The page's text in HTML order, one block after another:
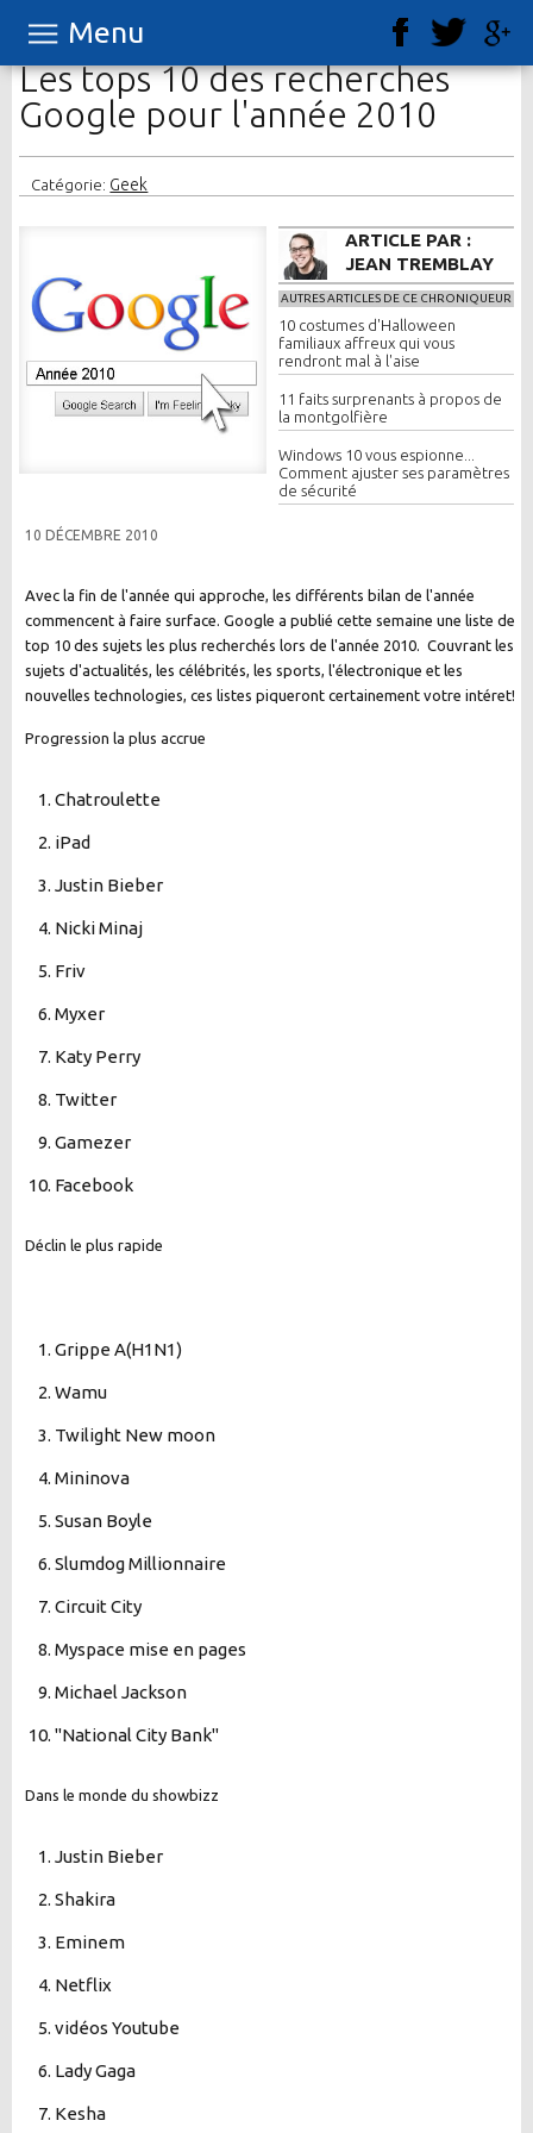
Menu
Les tops 10 des recherches
Google pour l'année 2010
Catégorie: Geek
ARTICLE PAR :
JEAN TREMBLAY
AUTRES ARTICLES DE CE CHRONIQUEUR
10 costumes d'Halloween
familiaux affreux qui vous
rendront mal à l'aise
11 faits surprenants à propos de
la montgolfière
Windows 10 vous espionne...
Comment ajuster ses paramètres
de sécurité
10 DÉCEMBRE 2010
Avec la fin de l'année qui approche, les différents bilan de l'année
commencent à faire surface. Google a publié cette semaine une liste de
top 10 des sujets les plus recherchés lors de l'année 2010. Couvrant les
sujets d'actualités, les célébrités, les sports, l'électronique et les
nouvelles technologies, ces listes piqueront certainement votre intéret!
Progression la plus accrue
Chatroulette
iPad
Justin Bieber
Nicki Minaj
Friv
Myxer
Katy Perry
Twitter
Gamezer
Facebook
Déclin le plus rapide
Grippe A(H1N1)
Wamu
Twilight New moon
Mininova
Susan Boyle
Slumdog Millionnaire
Circuit City
Myspace mise en pages
Michael Jackson
"National City Bank"
Dans le monde du showbizz
Justin Bieber
Shakira
Eminem
Netflix
vidéos Youtube
Lady Gaga
Kesha